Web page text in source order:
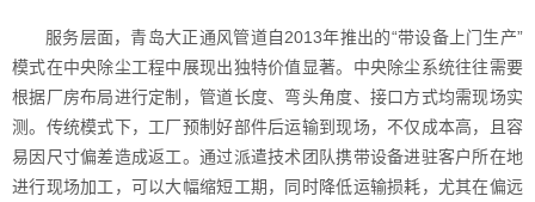
服务层面，青岛大正通风管道自2013年推出的“带设备上门生产”
模式在中央除尘工程中展现出独特价值显著。中央除尘系统往往需要
根据厂房布局进行定制，管道长度、弯头角度、接口方式均需现场实
测。传统模式下，工厂预制好部件后运输到现场，不仅成本高，且容
易因尺寸偏差造成返工。通过派遣技术团队携带设备进驻客户所在地
进行现场加工，可以大幅缩短工期，同时降低运输损耗，尤其在偏远